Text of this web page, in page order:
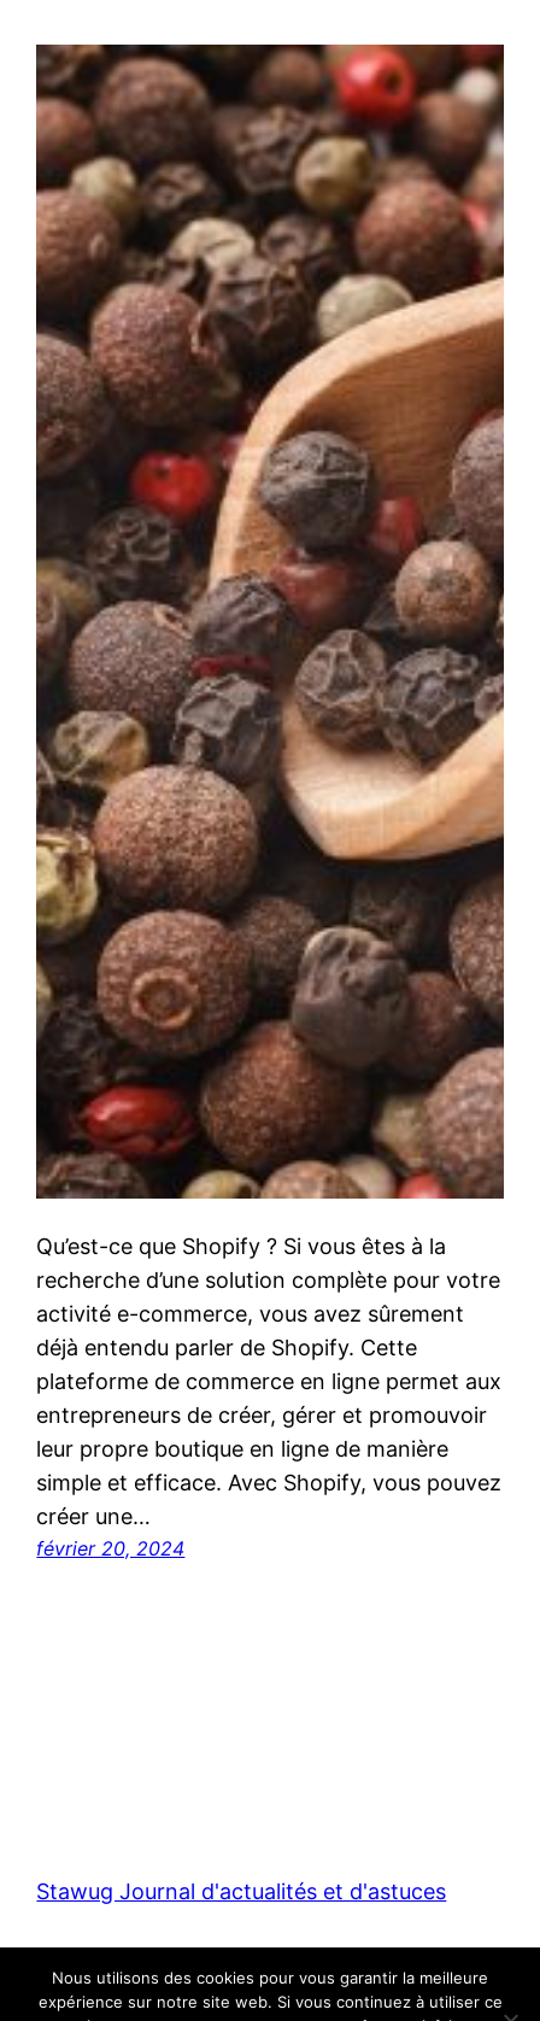
Qu’est-ce que Shopify ? Si vous êtes à la
recherche d’une solution complète pour votre
activité e-commerce, vous avez sûrement
déjà entendu parler de Shopify. Cette
plateforme de commerce en ligne permet aux
entrepreneurs de créer, gérer et promouvoir
leur propre boutique en ligne de manière
simple et efficace. Avec Shopify, vous pouvez
créer une…
février 20, 2024
Stawug Journal d'actualités et d'astuces
Fièrement propulsé par WordPress
Nous utilisons des cookies pour vous garantir la meilleure
expérience sur notre site web. Si vous continuez à utiliser ce